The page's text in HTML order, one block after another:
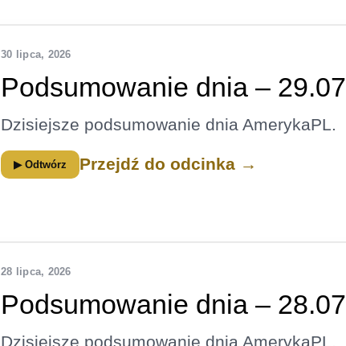
30 lipca, 2026
Podsumowanie dnia – 29.07
Dzisiejsze podsumowanie dnia AmerykaPL.
▶ Odtwórz Przejdź do odcinka →
28 lipca, 2026
Podsumowanie dnia – 28.07
Dzisiejsze podsumowanie dnia AmerykaPL.